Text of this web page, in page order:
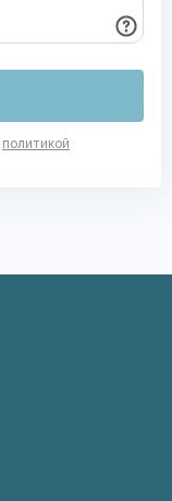
политикой